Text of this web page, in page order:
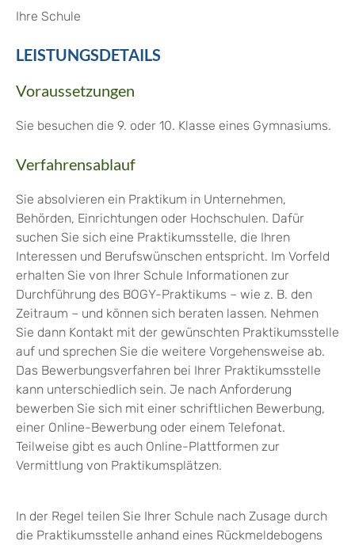
Ihre Schule
LEISTUNGSDETAILS
Voraussetzungen
Sie besuchen die 9. oder 10. Klasse eines Gymnasiums.
Verfahrensablauf
Sie absolvieren ein Praktikum in Unternehmen,
Behörden, Einrichtungen oder Hochschulen. Dafür
suchen Sie sich eine Praktikumsstelle, die Ihren
Interessen und Berufswünschen entspricht. Im Vorfeld
erhalten Sie von Ihrer Schule Informationen zur
Durchführung des BOGY-Praktikums – wie z. B. den
Zeitraum – und können sich beraten lassen. Nehmen
Sie dann Kontakt mit der gewünschten Praktikumsstelle
auf und sprechen Sie die weitere Vorgehensweise ab.
Das Bewerbungsverfahren bei Ihrer Praktikumsstelle
kann unterschiedlich sein. Je nach Anforderung
bewerben Sie sich mit einer schriftlichen Bewerbung,
einer Online-Bewerbung oder einem Telefonat.
Teilweise gibt es auch Online-Plattformen zur
Vermittlung von Praktikumsplätzen.
In der Regel teilen Sie Ihrer Schule nach Zusage durch
die Praktikumsstelle anhand eines Rückmeldebogens